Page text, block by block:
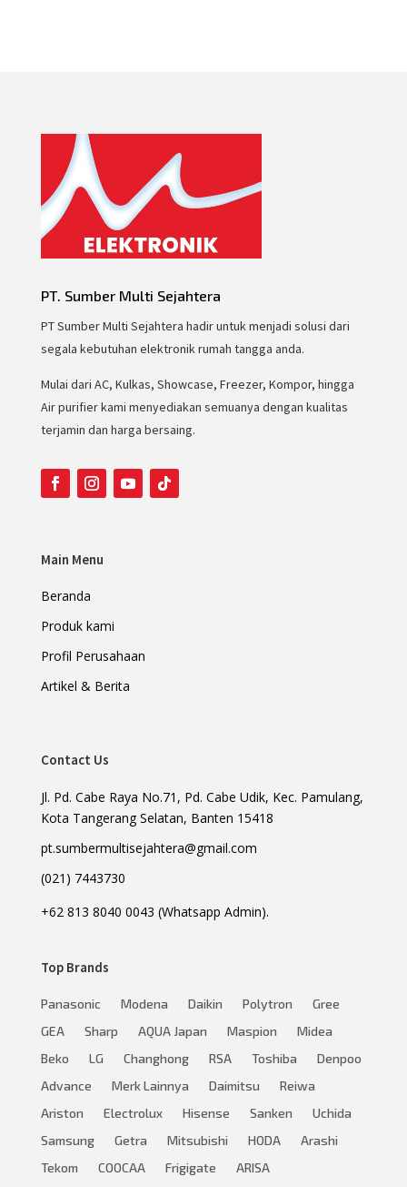
PT. Sumber Multi Sejahtera
PT Sumber Multi Sejahtera hadir untuk menjadi solusi dari
segala kebutuhan elektronik rumah tangga anda.
Mulai dari AC, Kulkas, Showcase, Freezer, Kompor, hingga
Air purifier kami menyediakan semuanya dengan kualitas
terjamin dan harga bersaing.
Main Menu
Beranda
Produk kami
Profil Perusahaan
Artikel & Berita
Contact Us
Jl. Pd. Cabe Raya No.71, Pd. Cabe Udik, Kec. Pamulang,
Kota Tangerang Selatan, Banten 15418
pt.sumbermultisejahtera@gmail.com
(021) 7443730
+62 813 8040 0043 (Whatsapp Admin).
Top Brands
Panasonic Modena Daikin Polytron
Gree
GEA
Sharp AQUA Japan Maspion
Midea
Beko
LG Changhong RSA Toshiba
Denpoo
Advance
Merk Lainnya Daimitsu
Reiwa
Ariston
Electrolux Hisense Sanken
Uchida
Samsung
Getra Mitsubishi HODA
Arashi
Tekom
COOCAA Frigigate ARISA